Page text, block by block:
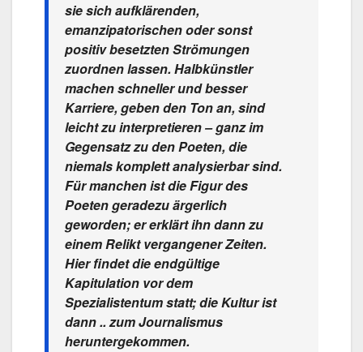
sie sich aufklärenden,
emanzipatorischen oder sonst
positiv besetzten Strömungen
zuordnen lassen. Halbkünstler
machen schneller und besser
Karriere, geben den Ton an, sind
leicht zu interpretieren – ganz im
Gegensatz zu den Poeten, die
niemals komplett analysierbar sind.
Für manchen ist die Figur des
Poeten geradezu ärgerlich
geworden; er erklärt ihn dann zu
einem Relikt vergangener Zeiten.
Hier findet die endgültige
Kapitulation vor dem
Spezialistentum statt; die Kultur ist
dann .. zum Journalismus
heruntergekommen.